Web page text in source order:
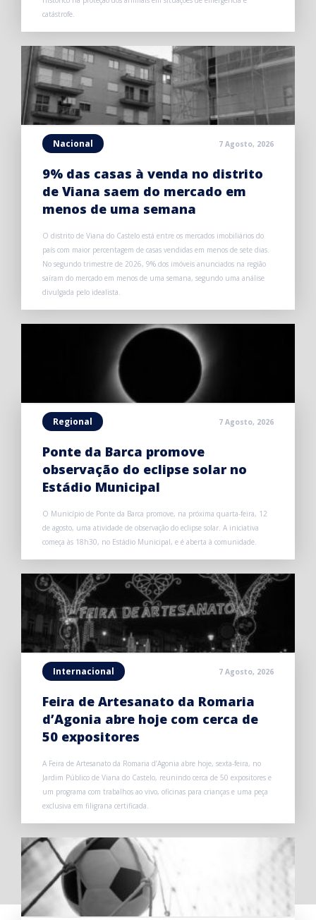
catástrofe.
Nacional 7 Agosto, 2026
9% das casas à venda no distrito
de Viana saem do mercado em
menos de uma semana
O distrito de Viana do Castelo está entre os mercados imobiliários do
país com maior percentagem de casas vendidas em menos de sete dias.
No segundo trimestre de 2026, 9% dos imóveis anunciados na região
saíram do mercado em menos de uma semana, segundo uma análise
divulgada pelo idealista.
Regional 7 Agosto, 2026
Ponte da Barca promove
observação do eclipse solar no
Estádio Municipal
O Município de Ponte da Barca promove, na próxima quarta-feira, 12
de agosto, uma atividade de observação do eclipse solar. A iniciativa
começa às 18h30, no Estádio Municipal, e é aberta à comunidade.
Internacional 7 Agosto, 2026
Feira de Artesanato da Romaria
d’Agonia abre hoje com cerca de
50 expositores
A Feira de Artesanato da Romaria d’Agonia abre hoje, sexta-feira, no
Jardim Público de Viana do Castelo, reunindo cerca de 50 expositores e
um programa com trabalhos ao vivo, oficinas para crianças e uma peça
exclusiva em filigrana certificada.